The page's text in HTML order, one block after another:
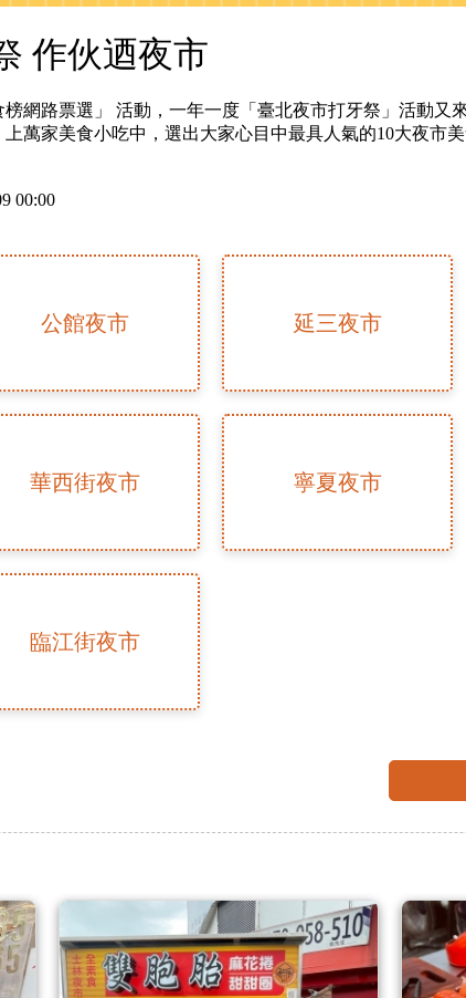
作伙迺夜市
網路票選」 活動，一年一度「臺北夜市打牙祭」活動又
萬家美食小吃中，選出大家心目中最具人氣的10大夜市美
00:00
公館夜市 延三夜市
華西街夜市 寧夏夜市
臨江街夜市